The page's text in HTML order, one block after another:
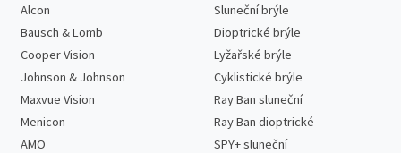
Alcon
Bausch & Lomb
Cooper Vision
Johnson & Johnson
Maxvue Vision
Menicon
AMO
Sluneční brýle
Dioptrické brýle
Lyžařské brýle
Cyklistické brýle
Ray Ban sluneční
Ray Ban dioptrické
SPY+ sluneční